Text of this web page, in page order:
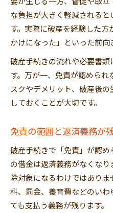
な負担が大きく軽減される
す。実際に破産を経験した
かけになった」といった前向
破産手続きの流れや必要書
す。万が一、免責が認めら
スクやデメリット、破産後
しておくことが大切です。
免責の範囲と返済義務が
破産手続きで「免責」が認
の借金は返済義務がなくな
除対象になるわけではあり
料、罰金、養育費などのい
ても支払う義務が残ります。